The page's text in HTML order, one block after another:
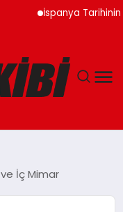
İspanya Tarihinin En
ve İç Mimar